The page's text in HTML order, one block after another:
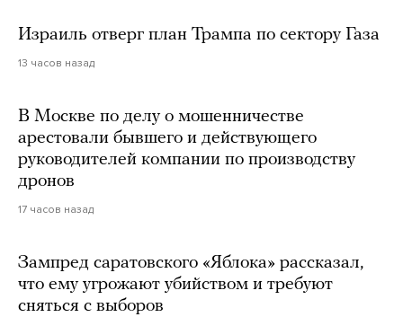
Израиль отверг план Трампа по сектору Газа
13 часов назад
В Москве по делу о мошенничестве
арестовали бывшего и действующего
руководителей компании по производству
дронов
17 часов назад
Зампред саратовского «Яблока» рассказал,
что ему угрожают убийством и требуют
сняться с выборов